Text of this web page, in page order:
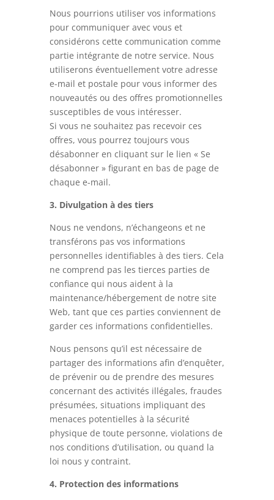
Nous pourrions utiliser vos informations
pour communiquer avec vous et
considérons cette communication comme
partie intégrante de notre service. Nous
utiliserons éventuellement votre adresse
e-mail et postale pour vous informer des
nouveautés ou des offres promotionnelles
susceptibles de vous intéresser.
Si vous ne souhaitez pas recevoir ces
offres, vous pourrez toujours vous
désabonner en cliquant sur le lien « Se
désabonner » figurant en bas de page de
chaque e-mail.
3. Divulgation à des tiers
Nous ne vendons, n’échangeons et ne
transférons pas vos informations
personnelles identifiables à des tiers. Cela
ne comprend pas les tierces parties de
confiance qui nous aident à la
maintenance/hébergement de notre site
Web, tant que ces parties conviennent de
garder ces informations confidentielles.
Nous pensons qu’il est nécessaire de
partager des informations afin d’enquêter,
de prévenir ou de prendre des mesures
concernant des activités illégales, fraudes
présumées, situations impliquant des
menaces potentielles à la sécurité
physique de toute personne, violations de
nos conditions d’utilisation, ou quand la
loi nous y contraint.
4. Protection des informations